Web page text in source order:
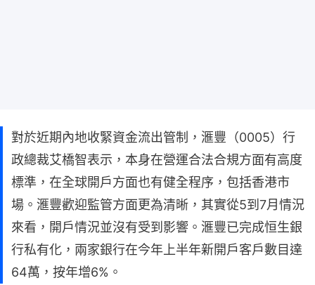
對於近期內地收緊資金流出管制，滙豐（0005）行
政總裁艾橋智表示，本身在營運合法合規方面有高度
標準，在全球開戶方面也有健全程序，包括香港市
場。滙豐歡迎監管方面更為清晰，其實從5到7月情況
來看，開戶情況並沒有受到影響。滙豐已完成恒生銀
行私有化，兩家銀行在今年上半年新開戶客戶數目達
64萬，按年增6%。